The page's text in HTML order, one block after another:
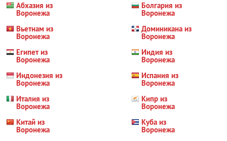
Абхазия из
Воронежа
Болгария из
Воронежа
Вьетнам из
Воронежа
Доминикана из
Воронежа
Египет из
Воронежа
Индия из
Воронежа
Индонезия из
Воронежа
Испания из
Воронежа
Италия из
Воронежа
Кипр из
Воронежа
Китай из
Воронежа
Куба из
Воронежа